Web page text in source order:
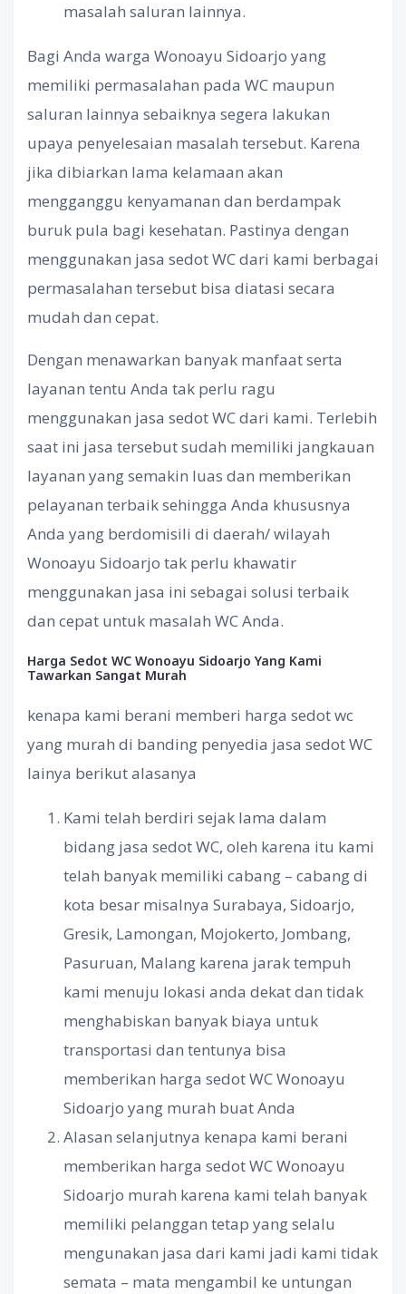
masalah saluran lainnya.
Bagi Anda warga Wonoayu Sidoarjo yang
memiliki permasalahan pada WC maupun
saluran lainnya sebaiknya segera lakukan
upaya penyelesaian masalah tersebut. Karena
jika dibiarkan lama kelamaan akan
mengganggu kenyamanan dan berdampak
buruk pula bagi kesehatan. Pastinya dengan
menggunakan jasa sedot WC dari kami berbagai
permasalahan tersebut bisa diatasi secara
mudah dan cepat.
Dengan menawarkan banyak manfaat serta
layanan tentu Anda tak perlu ragu
menggunakan jasa sedot WC dari kami. Terlebih
saat ini jasa tersebut sudah memiliki jangkauan
layanan yang semakin luas dan memberikan
pelayanan terbaik sehingga Anda khususnya
Anda yang berdomisili di daerah/ wilayah
Wonoayu Sidoarjo tak perlu khawatir
menggunakan jasa ini sebagai solusi terbaik
dan cepat untuk masalah WC Anda.
Harga Sedot WC Wonoayu Sidoarjo Yang Kami
Tawarkan Sangat Murah
kenapa kami berani memberi harga sedot wc
yang murah di banding penyedia jasa sedot WC
lainya berikut alasanya
Kami telah berdiri sejak lama dalam
bidang jasa sedot WC, oleh karena itu kami
telah banyak memiliki cabang – cabang di
kota besar misalnya Surabaya, Sidoarjo,
Gresik, Lamongan, Mojokerto, Jombang,
Pasuruan, Malang karena jarak tempuh
kami menuju lokasi anda dekat dan tidak
menghabiskan banyak biaya untuk
transportasi dan tentunya bisa
memberikan harga sedot WC Wonoayu
Sidoarjo yang murah buat Anda
Alasan selanjutnya kenapa kami berani
memberikan harga sedot WC Wonoayu
Sidoarjo murah karena kami telah banyak
memiliki pelanggan tetap yang selalu
mengunakan jasa dari kami jadi kami tidak
semata – mata mengambil ke untungan